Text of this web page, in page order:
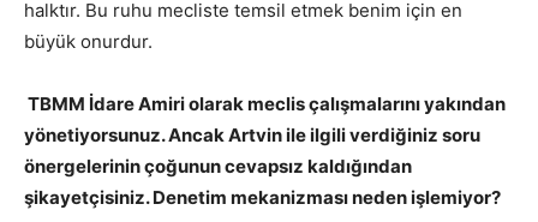
halktır. Bu ruhu mecliste temsil etmek benim için en
büyük onurdur.
TBMM İdare Amiri olarak meclis çalışmalarını yakından
yönetiyorsunuz. Ancak Artvin ile ilgili verdiğiniz soru
önergelerinin çoğunun cevapsız kaldığından
şikayetçisiniz. Denetim mekanizması neden işlemiyor?